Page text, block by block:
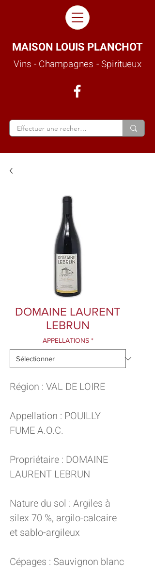
MAISON LOUIS PLANCHOT
Vins - Champagnes - Spiritueux
DOMAINE LAURENT
LEBRUN
APPELLATIONS *
Région : VAL DE LOIRE
Appellation : POUILLY
FUME A.O.C.
Propriétaire : DOMAINE
LAURENT LEBRUN
Nature du sol : Argiles à
silex 70 %, argilo-calcaire
et sablo-argileux
Cépages : Sauvignon blanc